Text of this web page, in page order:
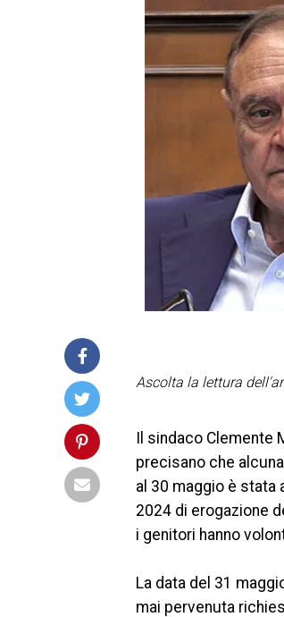
Ascolta la lettura
Il sindaco
precisano che
al 30 maggio è stata
2024 di erogazione
i genitori hanno
La data del 31
mai pervenuta